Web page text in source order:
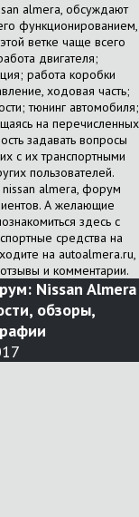
almera, обсуждают
функционированием,
ветке чаще всего
двигателя;
работа коробки
ходовая часть;
тюнинг автомобиля;
на перечисленных
задавать вопросы
с их транспортными
пользователей.
almera, форум
А желающие
здесь с
средства на
на autoalmera.ru,
и комментарии.
Nissan Almera
обзоры,